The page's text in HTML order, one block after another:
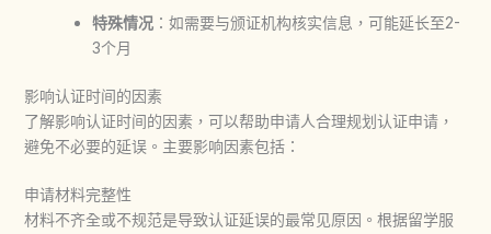
特殊情况：如需要与颁证机构核实信息，可能延长至2-
3个月
影响认证时间的因素
了解影响认证时间的因素，可以帮助申请人合理规划认证申请，
避免不必要的延误。主要影响因素包括：
申请材料完整性
材料不齐全或不规范是导致认证延误的最常见原因。根据留学服